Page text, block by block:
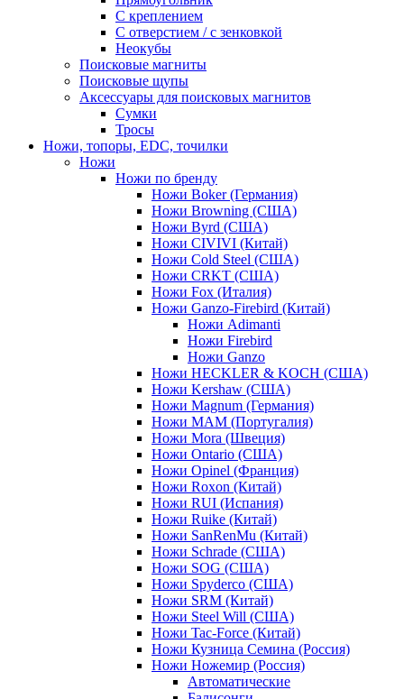
С креплением
С отверстием / с зенковкой
Неокубы
Поисковые магниты
Поисковые щупы
Аксессуары для поисковых магнитов
Сумки
Тросы
Ножи, топоры, EDC, точилки
Ножи
Ножи по бренду
Ножи Boker (Германия)
Ножи Browning (США)
Ножи Byrd (США)
Ножи CIVIVI (Китай)
Ножи Cold Steel (США)
Ножи CRKT (США)
Ножи Fox (Италия)
Ножи Ganzo-Firebird (Китай)
Ножи Adimanti
Ножи Firebird
Ножи Ganzo
Ножи HECKLER & KOCH (США)
Ножи Kershaw (США)
Ножи Magnum (Германия)
Ножи MAM (Португалия)
Ножи Mora (Швеция)
Ножи Ontario (США)
Ножи Opinel (Франция)
Ножи Roxon (Китай)
Ножи RUI (Испания)
Ножи Ruike (Китай)
Ножи SanRenMu (Китай)
Ножи Schrade (США)
Ножи SOG (США)
Ножи Spyderco (США)
Ножи SRM (Китай)
Ножи Steel Will (США)
Ножи Tac-Force (Китай)
Ножи Кузница Семина (Россия)
Ножи Ножемир (Россия)
Автоматические